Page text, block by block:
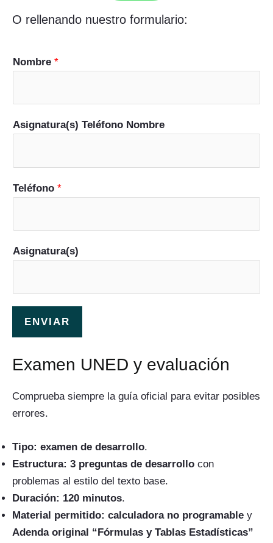
O rellenando nuestro formulario:
Nombre *
Asignatura(s) Teléfono Nombre
Teléfono *
Asignatura(s)
ENVIAR
Examen UNED y evaluación
Comprueba siempre la guía oficial para evitar posibles
errores.
Tipo: examen de desarrollo.
Estructura: 3 preguntas de desarrollo con
problemas al estilo del texto base.
Duración: 120 minutos.
Material permitido: calculadora no programable y
Adenda original “Fórmulas y Tablas Estadísticas”